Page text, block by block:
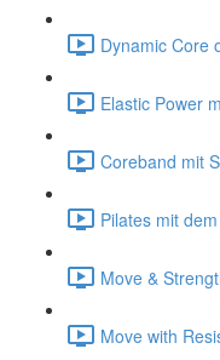
Dynamic Core
Elastic Power
Coreband mit
Pilates mit
Move &
Move with